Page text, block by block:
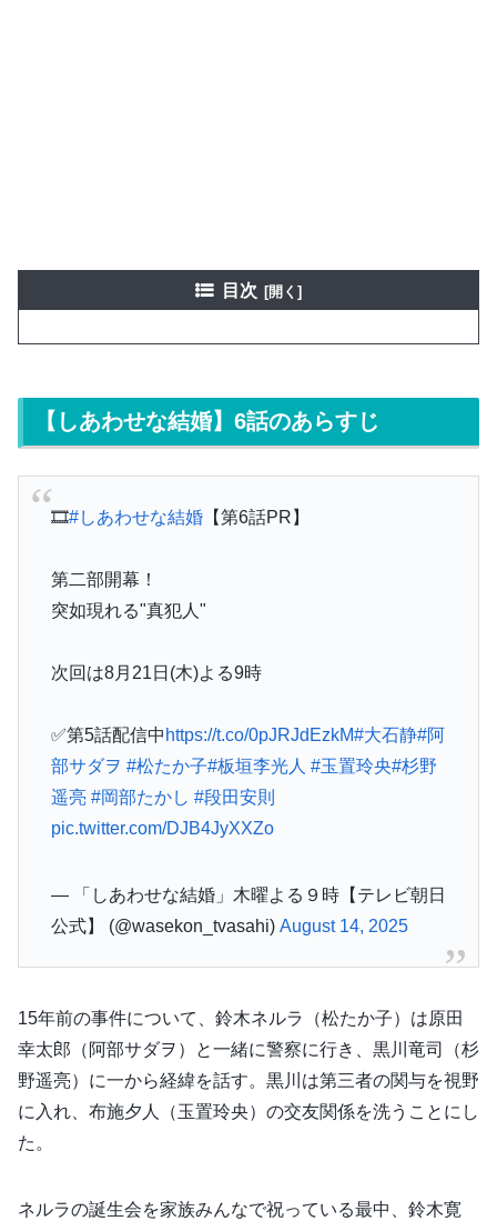
目次
【しあわせな結婚】6話のあらすじ
🎞️#しあわせな結婚【第6話PR】
第二部開幕！
突如現れる"真犯人"
次回は8月21日(木)よる9時
✅第5話配信中 https://t.co/0pJRJdEzkM#大石静#阿
部サダヲ #松たか子#板垣李光人 #玉置玲央#杉野
遥亮 #岡部たかし #段田安則
pic.twitter.com/DJB4JyXXZo
— 「しあわせな結婚」木曜よる９時【テレビ朝日
公式】 (@wasekon_tvasahi) August 14, 2025
15年前の事件について、鈴木ネルラ（松たか子）は原田
幸太郎（阿部サダヲ）と一緒に警察に行き、黒川竜司（杉
野遥亮）に一から経緯を話す。黒川は第三者の関与を視野
に入れ、布施夕人（玉置玲央）の交友関係を洗うことにし
た。
ネルラの誕生会を家族みんなで祝っている最中、鈴木寛